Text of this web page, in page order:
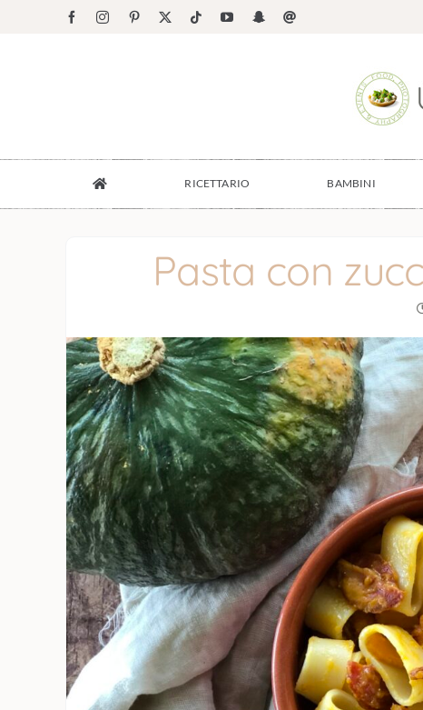
FacebookInstagramPinterest TiktokYouTubeSnapchatEmail
RICETTARIO BAMBINI
Pasta con